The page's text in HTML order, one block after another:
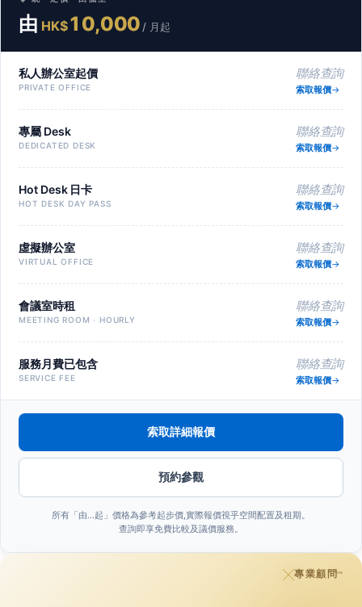
由 HK$10,000/ 月起
私人辦公室起價
PRIVATE OFFICE
聯絡查詢
索取報價
專屬 Desk
DEDICATED DESK
聯絡查詢
索取報價
Hot Desk 日卡
HOT DESK DAY PASS
聯絡查詢
索取報價
虛擬辦公室
VIRTUAL OFFICE
聯絡查詢
索取報價
會議室時租
MEETING ROOM · HOURLY
聯絡查詢
索取報價
服務月費已包含
SERVICE FEE
聯絡查詢
索取報價
索取詳細報價
預約參觀
所有「由…起」價格為參考起步價,實際報價視乎空間配置及租期。
查詢即享免費比較及議價服務。
專業顧問™